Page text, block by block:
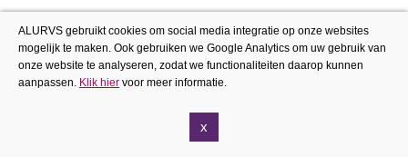
ALURVS gebruikt cookies om social media integratie op onze websites
mogelijk te maken. Ook gebruiken we Google Analytics om uw gebruik van
onze website te analyseren, zodat we functionaliteiten daarop kunnen
aanpassen. Klik hier voor meer informatie.
x